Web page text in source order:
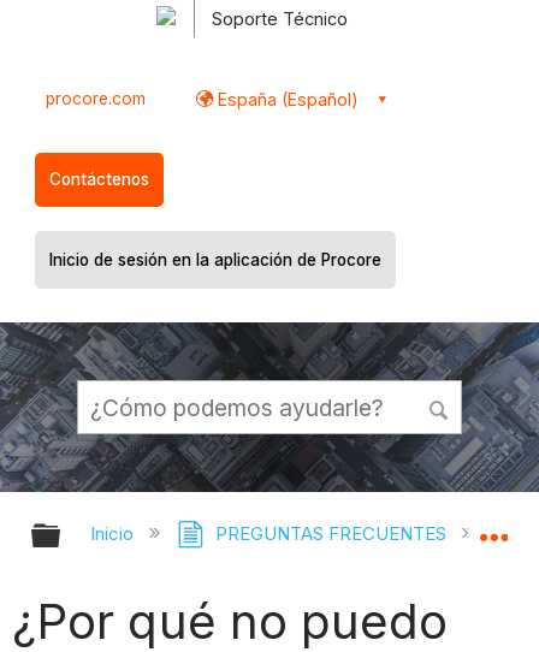
Soporte Técnico
procore.com España (Español)
Contáctenos
Inicio de sesión en la aplicación de Procore
Expandir/contraer jerarquía global
Inicio PREGUNTAS FRECUENTES
¿Por qué no puedo